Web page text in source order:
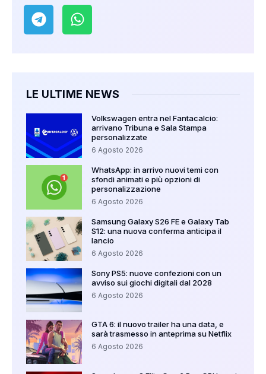
LE ULTIME NEWS
Volkswagen entra nel Fantacalcio:
arrivano Tribuna e Sala Stampa
personalizzate
6 Agosto 2026
WhatsApp: in arrivo nuovi temi con
sfondi animati e più opzioni di
personalizzazione
6 Agosto 2026
Samsung Galaxy S26 FE e Galaxy Tab
S12: una nuova conferma anticipa il
lancio
6 Agosto 2026
Sony PS5: nuove confezioni con un
avviso sui giochi digitali dal 2028
6 Agosto 2026
GTA 6: il nuovo trailer ha una data, e
sarà trasmesso in anteprima su Netflix
6 Agosto 2026